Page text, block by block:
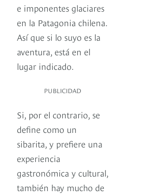
e imponentes glaciares
en la Patagonia chilena.
Así que si lo suyo es la
aventura, está en el
lugar indicado.
PUBLICIDAD
Si, por el contrario, se
define como un
sibarita, y prefiere una
experiencia
gastronómica y cultural,
también hay mucho de